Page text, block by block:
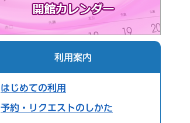
利用案内
はじめての利用
予約・リクエストのしかた